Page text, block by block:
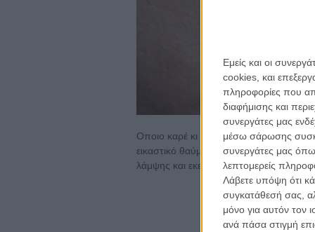
Εμείς και οι
cookies, και
πληροφορίες που
διαφήμισης και
συνεργάτες μας
μέσω σάρωσης
συνεργάτες μας
λεπτομερείς
Λάβετε υπόψη ότι
συγκατάθεσή σας,
μόνο για αυτόν τον
ανά πάσα στιγμή
Οποιο καρέ κι αν απομονώσεις από το
εικαστικό θαύμα που κουβαλάει πάνω
λάμψης και εκείνης της διακαούς